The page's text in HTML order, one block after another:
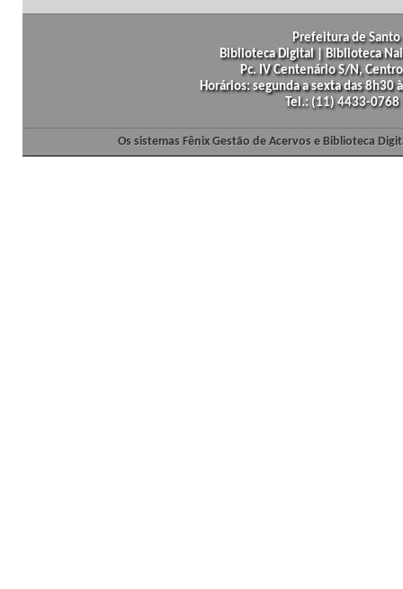
Prefeitura de
Biblioteca Digital | Biblioteca
Pc. IV Centenário S/N,
Horários: segunda a sexta das
Tel.: (11) 4433-
Os sistemas Fênix Gestão de Acervos e Biblioteca